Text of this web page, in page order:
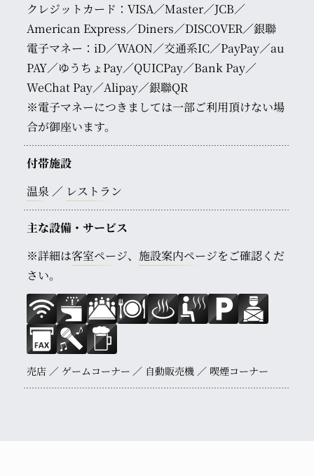
クレジットカード：VISA／Master／JCB／
American Express／Diners／DISCOVER／銀聯
電子マネー：iD／WAON／交通系IC／PayPay／au
PAY／ゆうちょPay／QUICPay／Bank Pay／
WeChat Pay／Alipay／銀聯QR
※電子マネーにつきましては一部ご利用頂けない場
合が御座います。
付帯施設
温泉
レストラン
主な設備・サービス
※詳細は客室ページ、 施設案内ページをご確認くだ
さい。
売店 ゲームコーナー 自動販売機 喫煙コーナー